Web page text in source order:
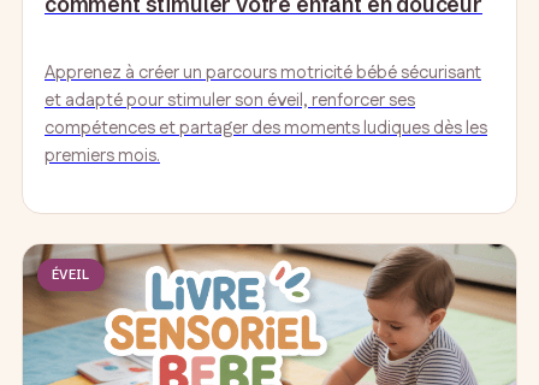
Apprenez à créer un parcours motricité bébé sécurisant
et adapté pour stimuler son éveil, renforcer ses
compétences et partager des moments ludiques dès les
premiers mois.
ÉVEIL